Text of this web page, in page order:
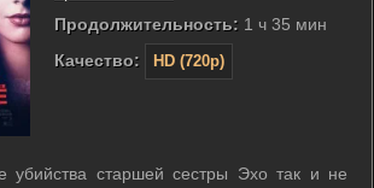
Продолжительность: 1 ч 35 мин
Качество:
HD (720p)
убийства старшей сестры Эхо так и не